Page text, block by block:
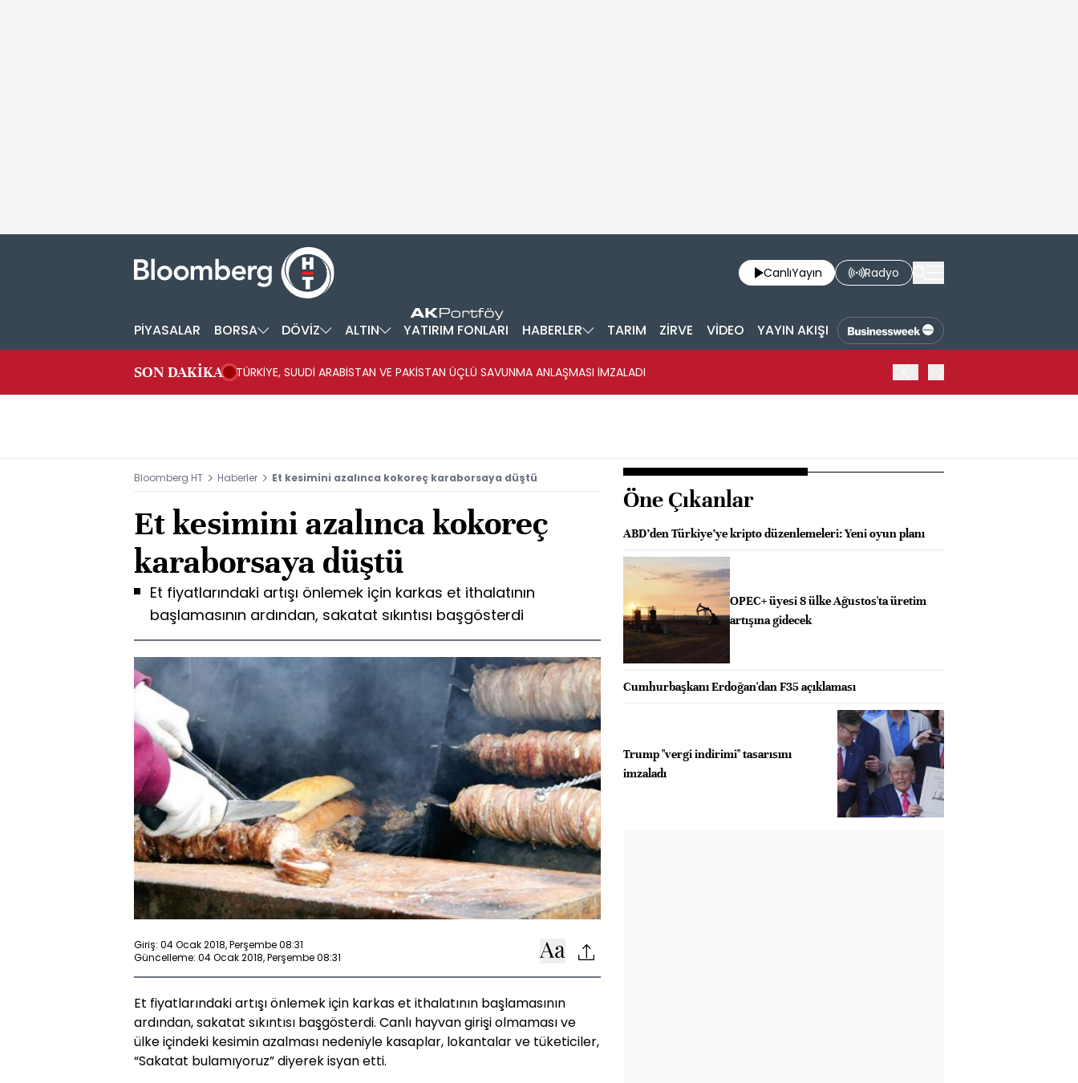
CanlıYayın Radyo
PİYASALAR BORSA DÖVİZ ALTIN YATIRIM FONLARI HABERLER TARIM ZİRVE VİDEO YAYIN AKIŞI
SON DAKİKA TÜRKİYE, SUUDİ ARABİSTAN VE PAKİSTAN ÜÇLÜ SAVUNMA ANLAŞMASI İMZALADI
Bloomberg HT Haberler Et kesimini azalınca kokoreç karaborsaya düştü
Et kesimini azalınca kokoreç
karaborsaya düştü
Et fiyatlarındaki artışı önlemek için karkas et ithalatının
başlamasının ardından, sakatat sıkıntısı başgösterdi
Giriş: 04 Ocak 2018, Perşembe 08:31
Güncelleme: 04 Ocak 2018, Perşembe 08:31
Et fiyatlarındaki artışı önlemek için karkas et ithalatının başlamasının
ardından, sakatat sıkıntısı başgösterdi. Canlı hayvan girişi olmaması ve
ülke içindeki kesimin azalması nedeniyle kasaplar, lokantalar ve tüketiciler,
“Sakatat bulamıyoruz” diyerek isyan etti.
Öne Çıkanlar
ABD’den Türkiye’ye kripto düzenlemeleri: Yeni oyun planı
OPEC+ üyesi 8 ülke Ağustos'ta üretim
artışına gidecek
Cumhurbaşkanı Erdoğan'dan F35 açıklaması
Trump "vergi indirimi" tasarısını
imzaladı